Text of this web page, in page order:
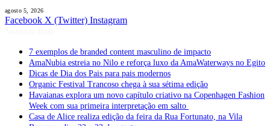
agosto 5, 2026
Facebook X (Twitter) Instagram
7 exemplos de branded content masculino de impacto
AmaNubia estreia no Nilo e reforça luxo da AmaWaterways no Egito
Dicas de Dia dos Pais para pais modernos
Organic Festival Trancoso chega à sua sétima edição
Havaianas explora um novo capítulo criativo na Copenhagen Fashion
Week com sua primeira interpretação em salto
Casa de Alice realiza edição da feira da Rua Fortunato, na Vila